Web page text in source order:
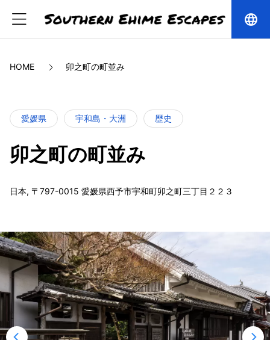
language
HOME 卯之町の町並み
愛媛県 宇和島・大洲 歴史
卯之町の町並み
日本, 〒797-0015 愛媛県西予市宇和町卯之町三丁目２２３